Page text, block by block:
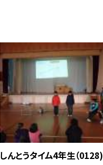
しんとうタイム4年生（0128)